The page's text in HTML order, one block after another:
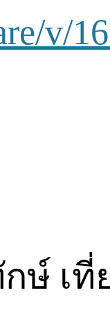
v/
ษ์ เที่